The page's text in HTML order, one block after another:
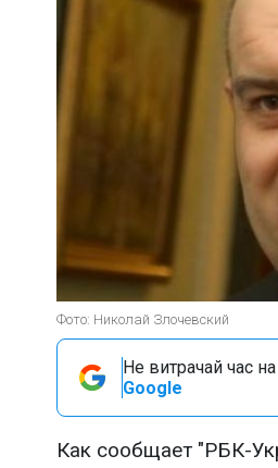
Фото: Николай Злочевский
Не витрачай час
Google
Как сообщает "РБК-